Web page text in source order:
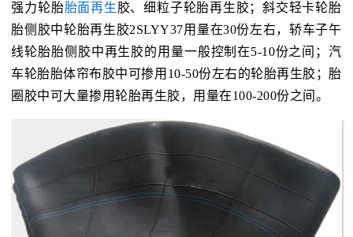
强力轮胎胎面再生胶、细粒子轮胎再生胶；斜交轻卡轮胎
胎侧胶中轮胎再生胶2SLYY37用量在30份左右，轿车子午
线轮胎胎侧胶中再生胶的用量一般控制在5-10份之间；汽
车轮胎胎体帘布胶中可掺用10-50份左右的轮胎再生胶；胎
圈胶中可大量掺用轮胎再生胶，用量在100-200份之间。